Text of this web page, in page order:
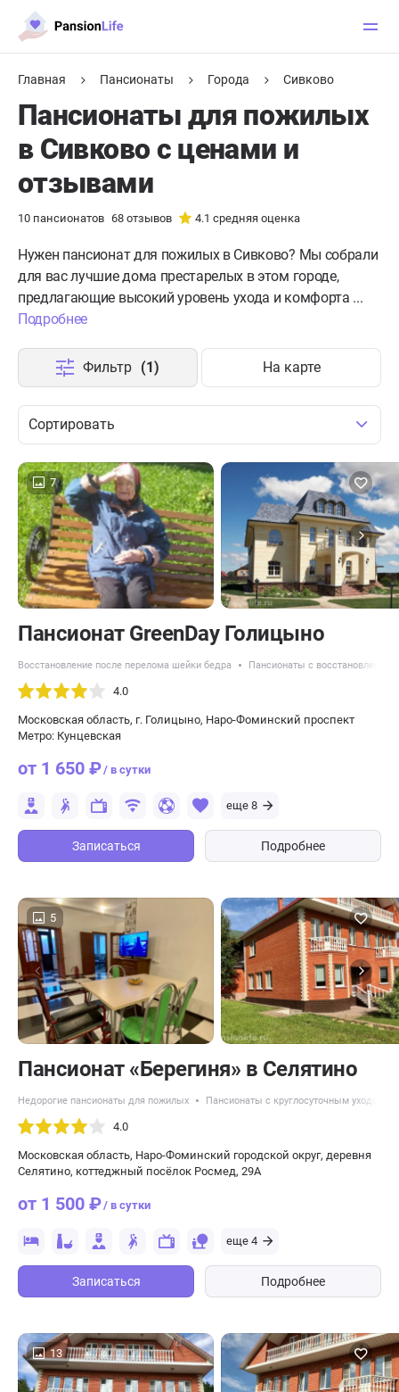
Главная Пансионаты Города Сивково
Пансионаты для пожилых
в Сивково с ценами и
отзывами
10 пансионатов 68 отзывов 4.1 средняя оценка
Нужен пансионат для пожилых в Сивково? Мы собрали
для вас лучшие дома престарелых в этом городе,
предлагающие высокий уровень ухода и комфорта ...
Подробнее
Сортировать
Фильтр (1) На карте
7
Пансионат GreenDay Голицыно
Восстановление после перелома шейки бедра Пансионаты с восстановлением
4.0
Московская область, г. Голицыно, Наро-Фоминский проспект
Метро: Кунцевская
от 1 650 ₽/ в сутки
еще 8
Записаться Подробнее
5
Пансионат «Берегиня» в Селятино
Недорогие пансионаты для пожилых Пансионаты с круглосуточным уходом
4.0
Московская область, Наро-Фоминский городской округ, деревня
Селятино, коттеджный посёлок Росмед, 29А
от 1 500 ₽/ в сутки
еще 4
Записаться Подробнее
13